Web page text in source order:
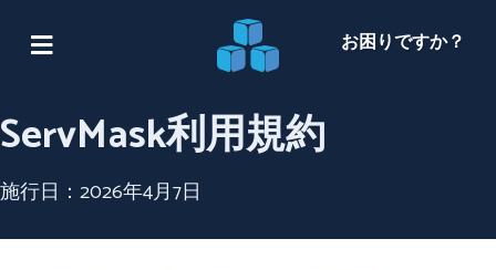
お困りですか？
ServMask利用規約
施行日：2026年4月7日